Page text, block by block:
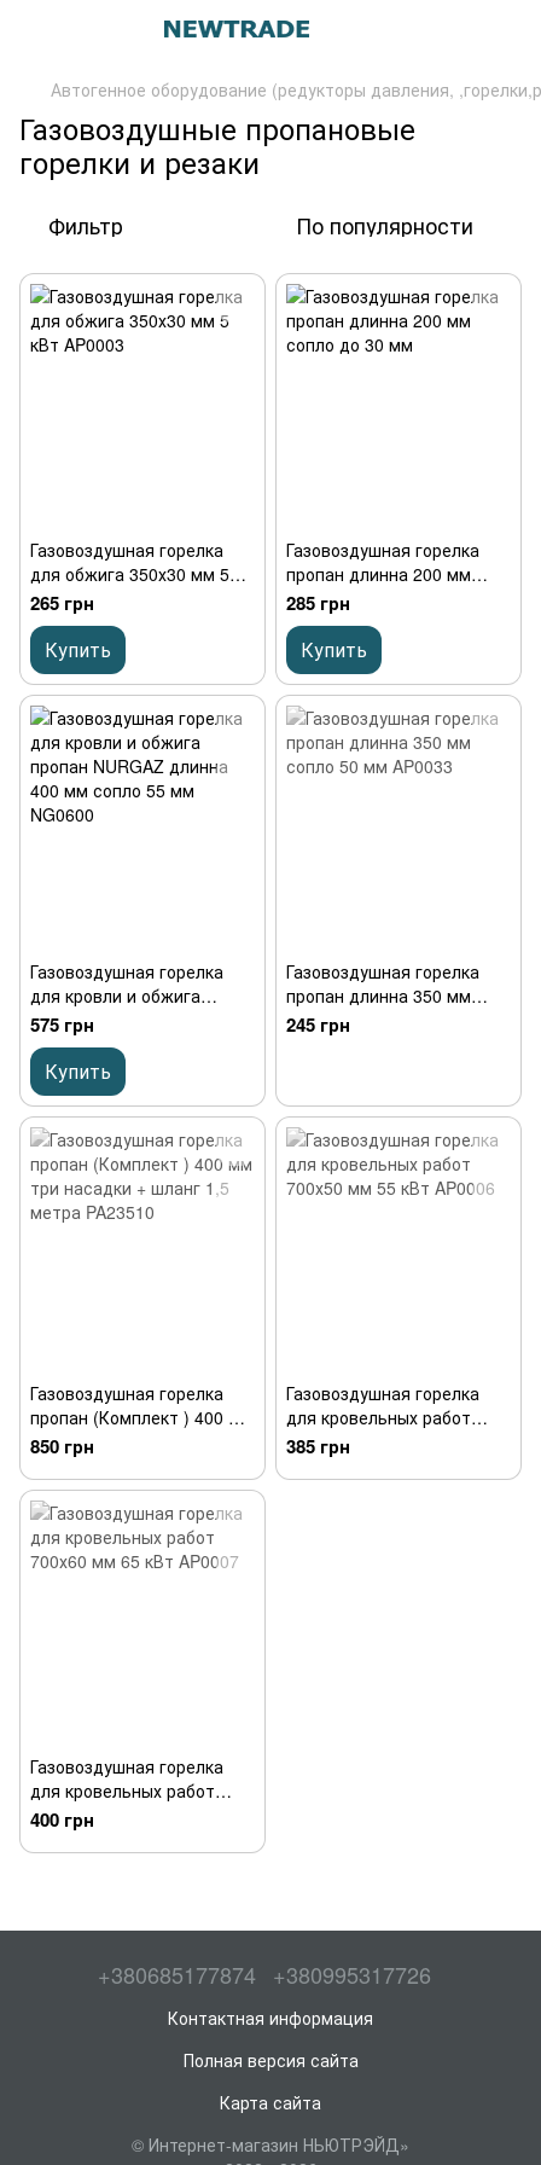
Автогенное оборудование (редукторы давления,
Газовоздушные пропановые
горелки и резаки
Фильтр По популярности
Газовоздушная горелка
для обжига 350х30 мм 5
кВт AP0003
265 грн
Купить
Газовоздушная горелка
пропан длинна 200 мм
сопло до 30 мм
285 грн
Купить
Газовоздушная горелка
для кровли и обжига
пропан NURGAZ длинна
400 мм сопло 55 мм
NG0600
575 грн
Купить
Газовоздушная горелка
пропан длинна 350 мм
сопло 50 мм AP0033
245 грн
Газовоздушная горелка
пропан (Комплект ) 400 мм
три насадки + шланг 1,5
850 грн
Газовоздушная горелка
для кровельных работ
700х50 мм 55 кВт AP0006
385 грн
Газовоздушная горелка
для кровельных работ
700х60 мм 65 кВт AP0007
400 грн
+380685177874 +380995317726
Контактная информация
Полная версия сайта
Карта сайта
© Интернет-магазин НЬЮТРЭЙД»